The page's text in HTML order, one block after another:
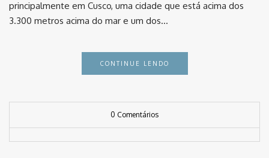
principalmente em Cusco, uma cidade que está acima dos
3.300 metros acima do mar e um dos…
CONTINUE LENDO
0 Comentários